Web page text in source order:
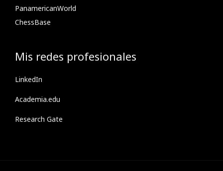
PanamericanWorld
ChessBase
Mis redes profesionales
LinkedIn
Academia.edu
Research Gate